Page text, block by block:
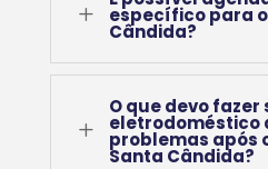
L específico para
Cândida?
L
O que devo fazer
eletrodoméstico
problemas após
Santa Cândida?